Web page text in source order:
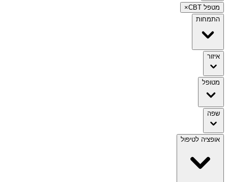
מטפל CBT
×
התמחות
איזור
מטופל
שפה
אופציה לטיפול